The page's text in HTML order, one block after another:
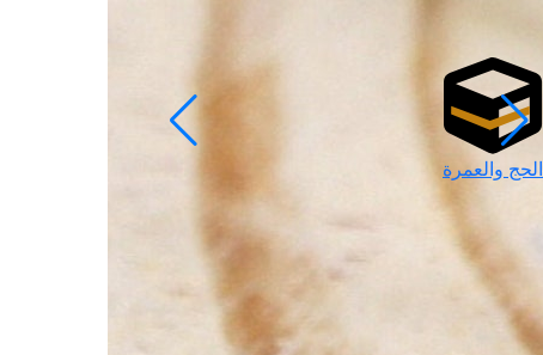
الحج والعمرة